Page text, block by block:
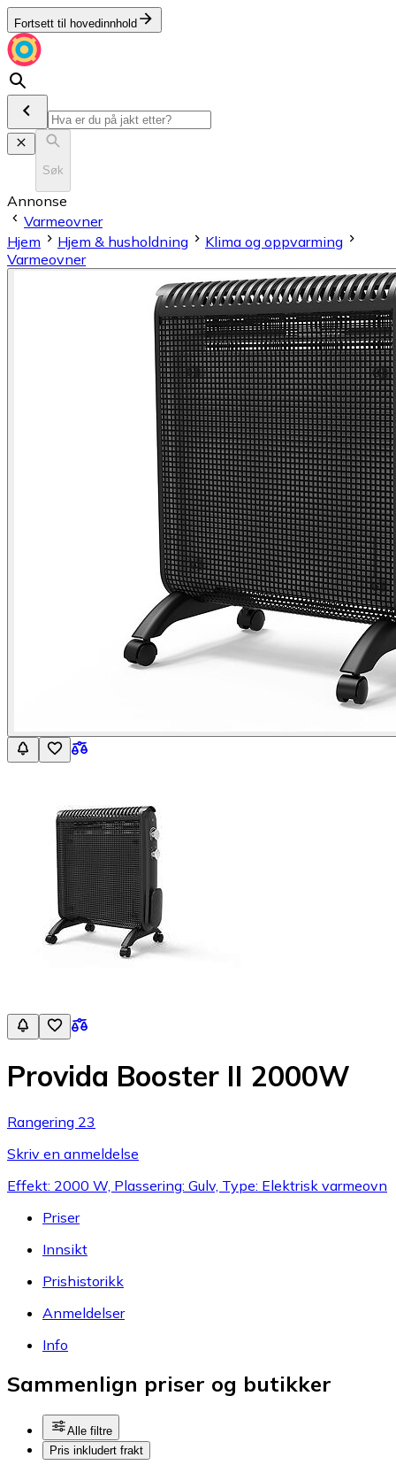
Fortsett til hovedinnhold
Søk
Annonse
Varmeovner
Hjem
Hjem & husholdning
Klima og oppvarming
Varmeovner
Provida Booster II 2000W
Rangering 23
Skriv en anmeldelse
Effekt: 2000 W, Plassering: Gulv, Type: Elektrisk varmeovn
Priser
Innsikt
Prishistorikk
Anmeldelser
Info
Sammenlign priser og butikker
Alle filtre
Pris inkludert frakt